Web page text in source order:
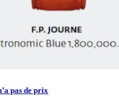
pas de prix